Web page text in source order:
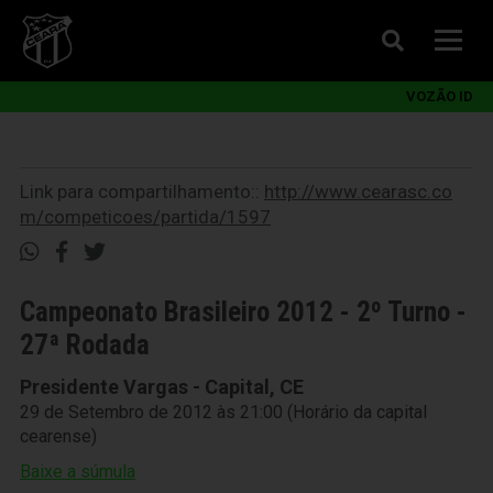
VOZÃO ID
Link para compartilhamento:: http://www.cearasc.co
m/competicoes/partida/1597
Campeonato Brasileiro 2012 - 2º Turno -
27ª Rodada
Presidente Vargas - Capital, CE
29 de Setembro de 2012 às 21:00 (Horário da capital
cearense)
Baixe a súmula